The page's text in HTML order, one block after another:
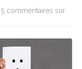
5 commentaires sur